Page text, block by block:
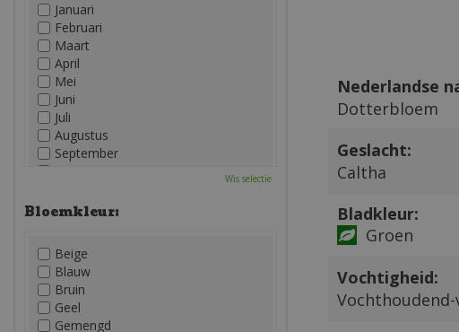
Nederlandse
Dotterbloem
Geslacht:
Caltha
Bladkleur:
Groen
Vochtigheid:
Januari
Februari
Maart
April
Mei
Juni
Juli
Augustus
September
December
Wis selectie
Bloemkleur:
Beige
Blauw
Bruin
Geel
Gemengd